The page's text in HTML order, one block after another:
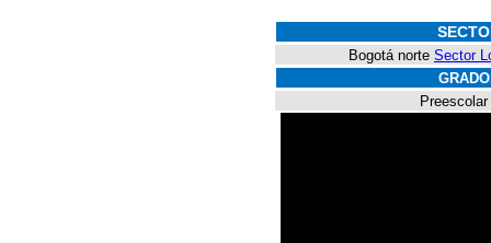
Bogotá norte Sector
Preescolar